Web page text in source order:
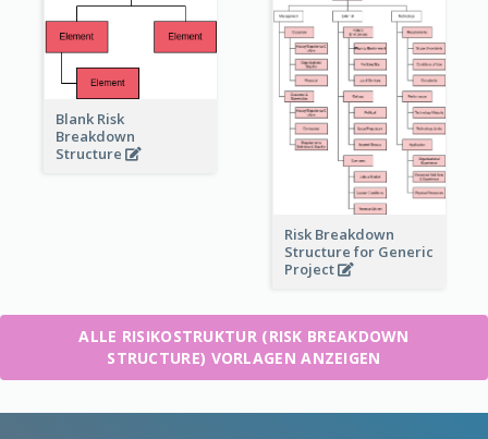
Blank Risk
Breakdown
Structure
Risk Breakdown
Structure for Generic
Project
ALLE RISIKOSTRUKTUR (RISK BREAKDOWN
STRUCTURE) VORLAGEN ANZEIGEN